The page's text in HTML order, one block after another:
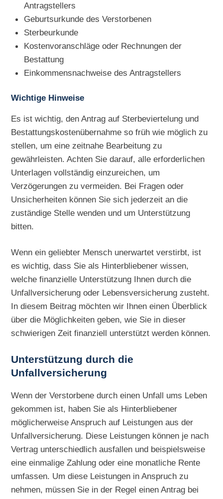
Antragstellers
Geburtsurkunde des Verstorbenen
Sterbeurkunde
Kostenvoranschläge oder Rechnungen der
Bestattung
Einkommensnachweise des Antragstellers
Wichtige Hinweise
Es ist wichtig, den Antrag auf Sterbeviertelung und
Bestattungskostenübernahme so früh wie möglich zu
stellen, um eine zeitnahe Bearbeitung zu
gewährleisten. Achten Sie darauf, alle erforderlichen
Unterlagen vollständig einzureichen, um
Verzögerungen zu vermeiden. Bei Fragen oder
Unsicherheiten können Sie sich jederzeit an die
zuständige Stelle wenden und um Unterstützung
bitten.
Wenn ein geliebter Mensch unerwartet verstirbt, ist
es wichtig, dass Sie als Hinterbliebener wissen,
welche finanzielle Unterstützung Ihnen durch die
Unfallversicherung oder Lebensversicherung zusteht.
In diesem Beitrag möchten wir Ihnen einen Überblick
über die Möglichkeiten geben, wie Sie in dieser
schwierigen Zeit finanziell unterstützt werden können.
Unterstützung durch die
Unfallversicherung
Wenn der Verstorbene durch einen Unfall ums Leben
gekommen ist, haben Sie als Hinterbliebener
möglicherweise Anspruch auf Leistungen aus der
Unfallversicherung. Diese Leistungen können je nach
Vertrag unterschiedlich ausfallen und beispielsweise
eine einmalige Zahlung oder eine monatliche Rente
umfassen. Um diese Leistungen in Anspruch zu
nehmen, müssen Sie in der Regel einen Antrag bei